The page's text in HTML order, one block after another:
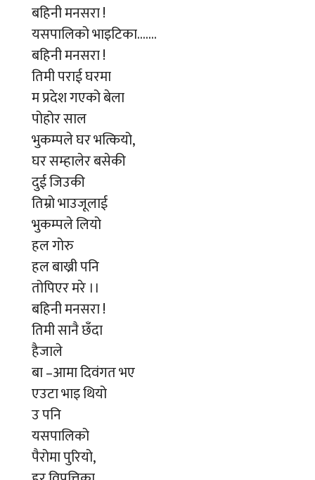
बहिनी मनसरा !
यसपालिको भाइटिका…….
बहिनी मनसरा !
तिमी पराई घरमा
म प्रदेश गएको बेला
पोहोर साल
भुकम्पले घर भत्कियो,
घर सम्हालेर बसेकी
दुई जिउकी
तिम्रो भाउजूलाई
भुकम्पले लियो
हल गोरु
हल बाख्री पनि
तोपिएर मरे ।।
बहिनी मनसरा !
तिमी सानै छँदा
हैजाले
बा –आमा दिवंगत भए
एउटा भाइ थियो
उ पनि
यसपालिको
पैरोमा पुरियो,